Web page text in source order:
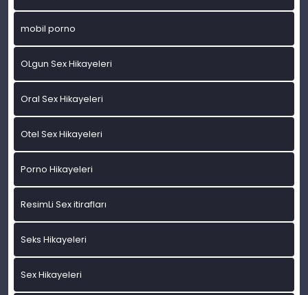
mobil porno
OLgun Sex Hikayeleri
Oral Sex Hikayeleri
Otel Sex Hikayeleri
Porno Hikayeleri
ResimLi Sex itirafları
Seks Hikayeleri
Sex Hikayeleri